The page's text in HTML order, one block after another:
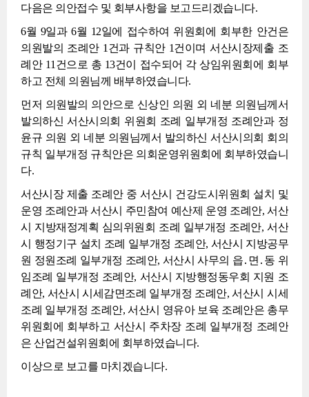
다음은 의안접수 및 회부사항을 보고드리겠습니다.
6월 9일과 6월 12일에 접수하여 위원회에 회부한 안건은
의원발의 조례안 1건과 규칙안 1건이며 서산시장제출 조
례안 11건으로 총 13건이 접수되어 각 상임위원회에 회부
하고 전체 의원님께 배부하였습니다.
먼저 의원발의 의안으로 신상인 의원 외 네분 의원님께서
발의하신 서산시의회 위원회 조례 일부개정 조례안과 정
윤규 의원 외 네분 의원님께서 발의하신 서산시의회 회의
규칙 일부개정 규칙안은 의회운영위원회에 회부하였습니
다.
서산시장 제출 조례안 중 서산시 건강도시위원회 설치 및
운영 조례안과 서산시 주민참여 예산제 운영 조례안, 서산
시 지방재정계획 심의위원회 조례 일부개정 조례안, 서산
시 행정기구 설치 조례 일부개정 조례안, 서산시 지방공무
원 정원조례 일부개정 조례안, 서산시 사무의 읍․면․동 위
임조례 일부개정 조례안, 서산시 지방행정동우회 지원 조
례안, 서산시 시세감면조례 일부개정 조례안, 서산시 시세
조례 일부개정 조례안, 서산시 영유아 보육 조례안은 총무
위원회에 회부하고 서산시 주차장 조례 일부개정 조례안
은 산업건설위원회에 회부하였습니다.
이상으로 보고를 마치겠습니다.